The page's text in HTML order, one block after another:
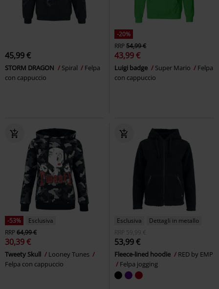
45,99 €
STORM DRAGON Spiral
Felpa
con cappuccio
-20%
RRP54,99 €
43,99 €
Luigi badge Super Mario
Felpa
con cappuccio
-53%
Esclusiva
RRP64,99 €
30,39 €
Tweety Skull
Looney Tunes
Felpa con cappuccio
Esclusiva
Dettagli in metallo
RRP
59,99 €
53,99 €
Fleece-lined hoodie
RED by EMP
Felpa jogging